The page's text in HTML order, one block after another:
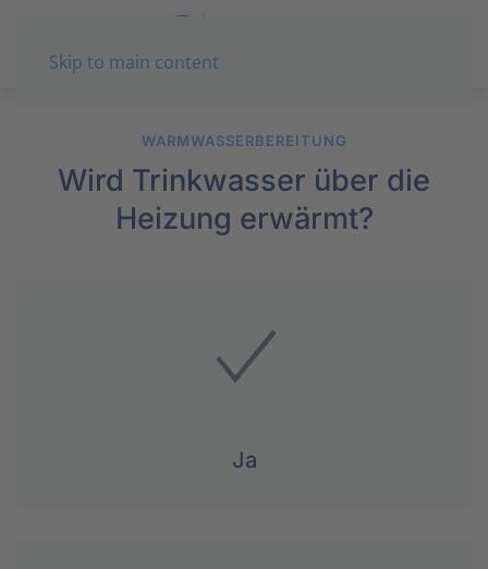
Skip to main content
WARMWASSERBEREITUNG
Wird Trinkwasser über die
Heizung erwärmt?
Ja